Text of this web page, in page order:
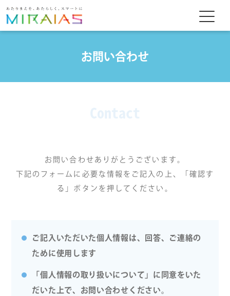
お問い合わせ
お問い合わせありがとうございます。
下記のフォームに必要な情報をご記入の上、「確認す
る」ボタンを押してください。
ご記入いただいた個人情報は、回答、ご連絡の
ために使用します
「個人情報の取り扱いについて」に同意をいた
だいた上で、お問い合わせください。